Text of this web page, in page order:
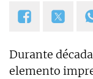
Durante
elemento